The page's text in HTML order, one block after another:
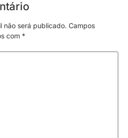
não será publicado. Campos
com *